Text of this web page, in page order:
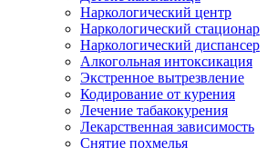
Наркологический центр
Наркологический стационар
Наркологический диспансер
Алкогольная интоксикация
Экстренное вытрезвление
Кодирование от курения
Лечение табакокурения
Лекарственная зависимость
Снятие похмелья